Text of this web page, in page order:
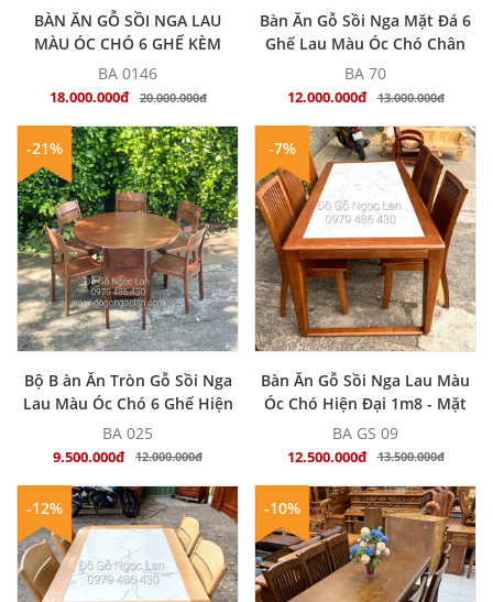
MUA NGAY
BÀN ĂN GỖ SỒI NGA LAU
MÀU ÓC CHÓ 6 GHẾ KÈM
NỆM - SANG TRỌNG
BA 0146
18.000.000đ 20.000.000đ
MUA NGAY
Bàn Ăn Gỗ Sồi Nga Mặt Đá 6
Ghế Lau Màu Óc Chó Chân
Choãi
BA 70
12.000.000đ 13.000.000đ
MUA NGAY
-21%
Bộ B àn Ăn Tròn Gỗ Sồi Nga
Lau Màu Óc Chó 6 Ghế Hiện
Đại
BA 025
9.500.000đ 12.000.000đ
MUA NGAY
-7%
Bàn Ăn Gỗ Sồi Nga Lau Màu
Óc Chó Hiện Đại 1m8 - Mặt
Đá
BA GS 09
12.500.000đ 13.500.000đ
-12% -10%